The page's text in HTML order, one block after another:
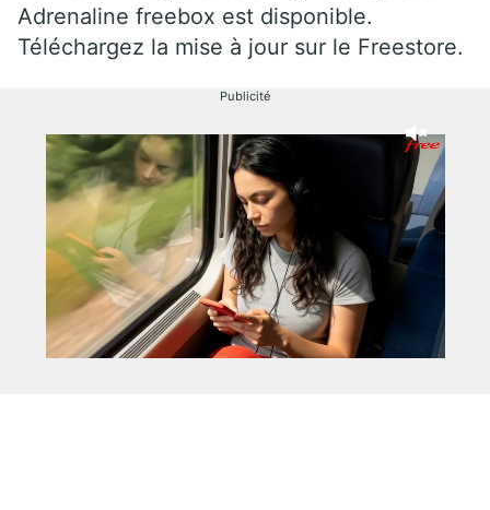
Adrenaline freebox est disponible.
Téléchargez la mise à jour sur le Freestore.
Publicité